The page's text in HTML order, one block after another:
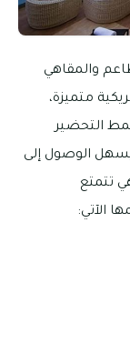
والمقاهي
متميزة،
التحضير
ويسهل الوصول إلى
تتمتع
الآتي: